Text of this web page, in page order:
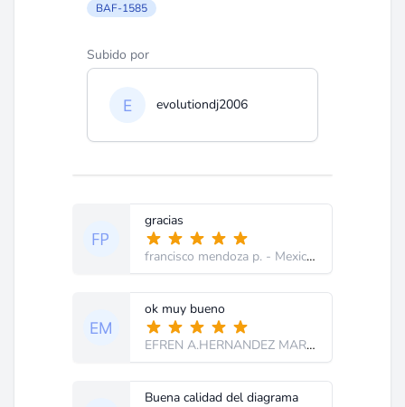
BAF-1585
Subido por
evolutiondj2006
gracias
francisco mendoza p. - Mexico D:F:
ok muy bueno
EFREN A.HERNANDEZ MARTINE
Buena calidad del diagrama